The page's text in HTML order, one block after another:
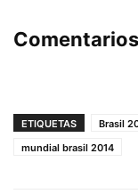
Comentarios
ETIQUETAS Brasil
mundial brasil 2014